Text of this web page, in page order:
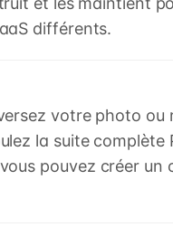
différents.
votre photo ou
la suite
pouvez créer